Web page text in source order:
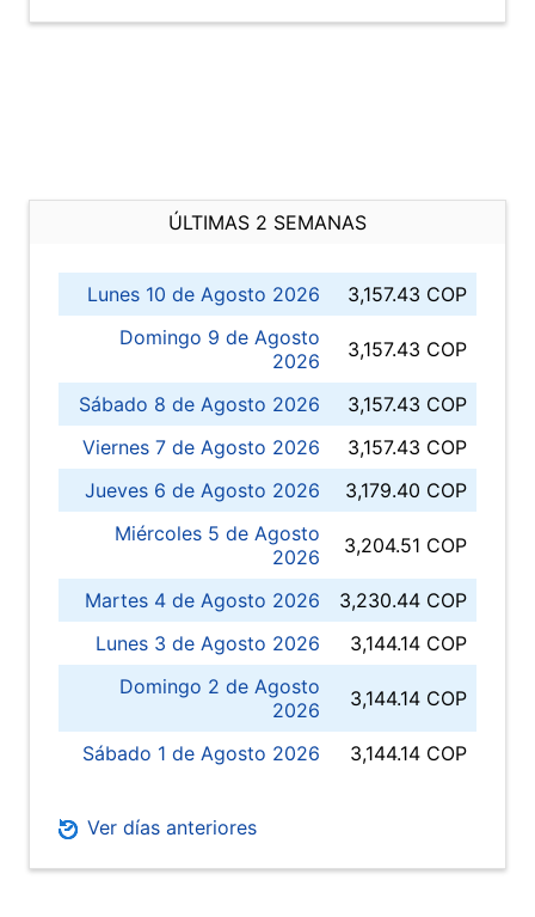
ÚLTIMAS 2 SEMANAS
Lunes 10 de Agosto 2026
3,157.43 COP
Domingo 9 de Agosto
2026
3,157.43 COP
Sábado 8 de Agosto 2026
3,157.43 COP
Viernes 7 de Agosto 2026
3,157.43 COP
Jueves 6 de Agosto 2026
3,179.40 COP
Miércoles 5 de Agosto
2026
3,204.51 COP
Martes 4 de Agosto 2026
3,230.44 COP
Lunes 3 de Agosto 2026
3,144.14 COP
Domingo 2 de Agosto
2026
3,144.14 COP
Sábado 1 de Agosto 2026 3,144.14 COP
Ver días anteriores